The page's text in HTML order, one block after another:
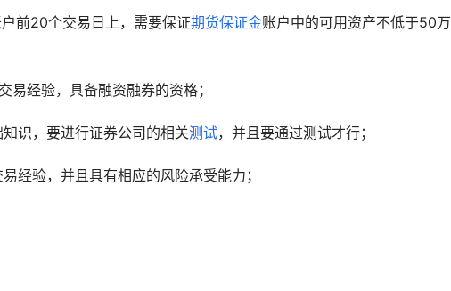
前20个交易日上，需要保证期货保证金账户中的可用资产不低于50万
交易经验，具备融资融券的资格；
识，要进行证券公司的相关测试，并且要通过测试才行；
验，并且具有相应的风险承受能力；